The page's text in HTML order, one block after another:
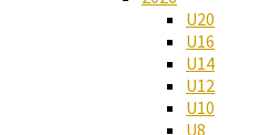
U20
U16
U14
U12
U10
U8